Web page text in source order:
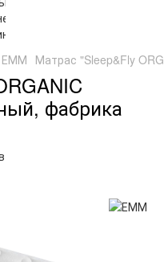
ЕММ Матрас "Sleep&Fly
фабрика